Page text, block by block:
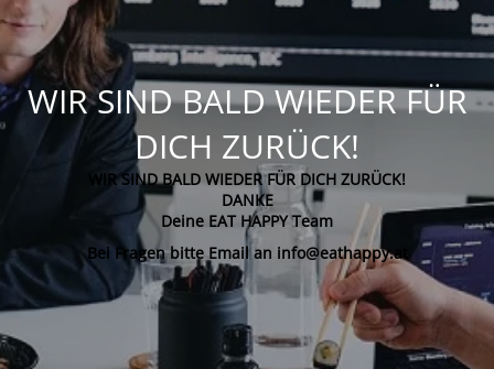
WIR SIND BALD WIEDER FÜR
DICH ZURÜCK!
WIR SIND BALD WIEDER FÜR DICH ZURÜCK!
DANKE
Deine EAT HAPPY Team
Bei Fragen bitte Email an info@eathappy.at